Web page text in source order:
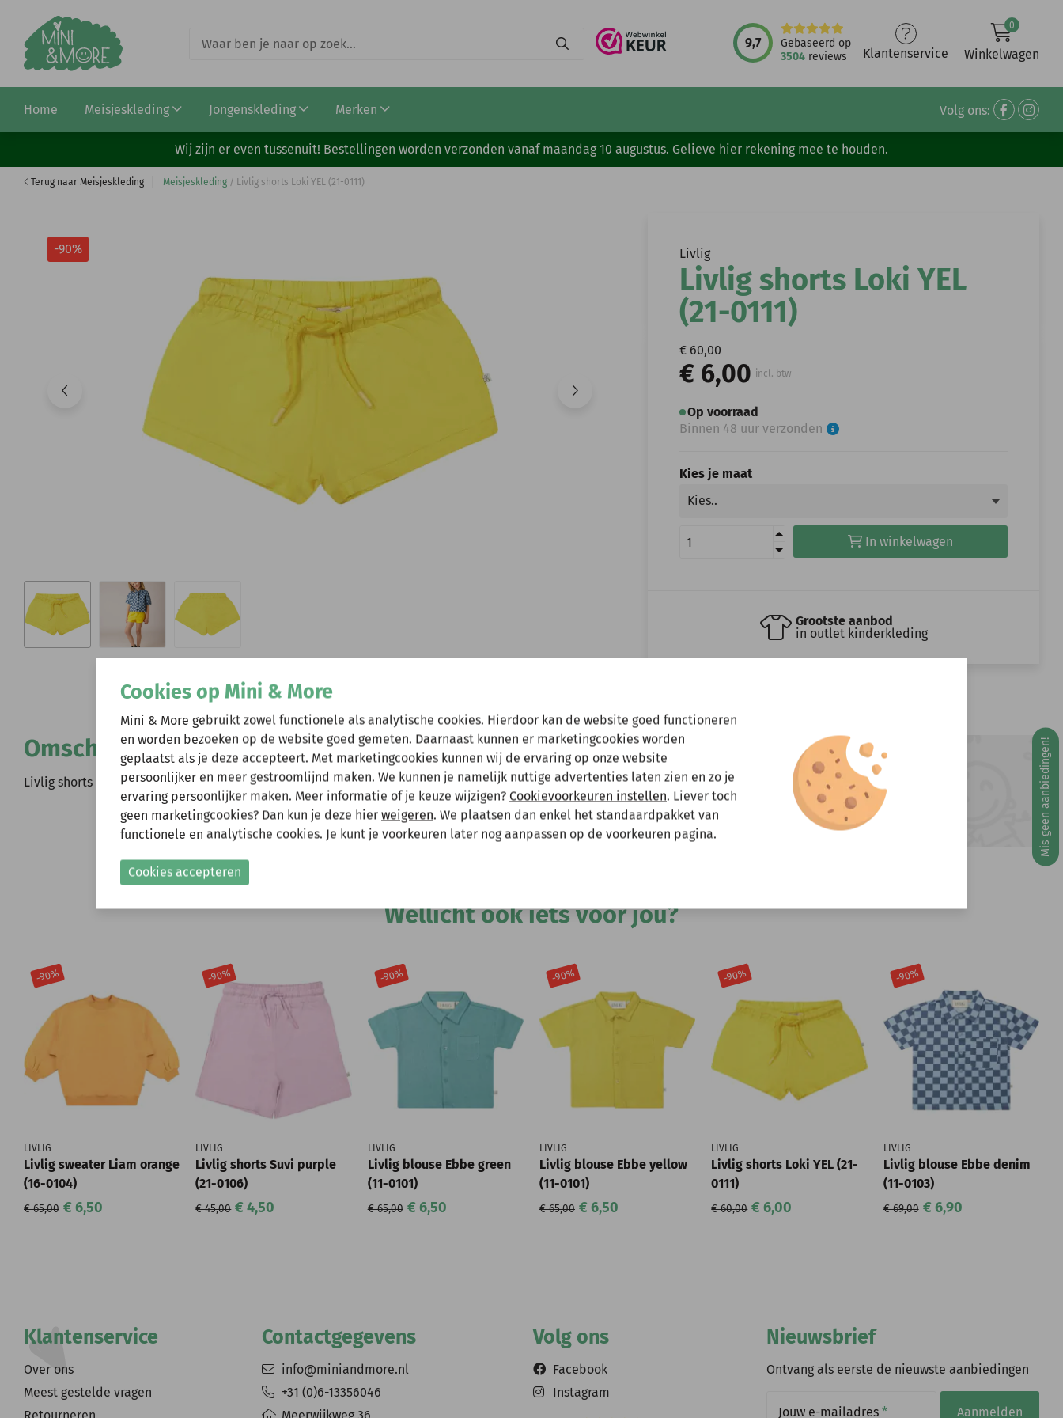
9,7
Gebaseerd op
3504 reviews Klantenservice
0
Winkelwagen
Home Meisjeskleding Jongenskleding Merken Volg ons:
Wij zijn er even tussenuit! Bestellingen worden verzonden vanaf maandag 10 augustus. Gelieve hier rekening mee te houden.
Terug naar Meisjeskleding Meisjeskleding / Livlig shorts Loki YEL (21-0111)
Livlig
Livlig shorts Loki YEL
(21-0111)
-90%
€ 60,00
€ 6,00 incl. btw
Op voorraad
Binnen 48 uur verzonden
Kies je maat
In winkelwagen
Grootste aanbod
in outlet kinderkleding
Omschrijving
Livlig shorts Loki YEL (21-0111)
Heeft u vragen?
Stuur een e-mail
info@miniandmore.nl
Wellicht ook iets voor jou?
-90%
LIVLIG
Livlig sweater Liam orange
(16-0104)
€ 65,00 € 6,50
-90%
LIVLIG
Livlig shorts Suvi purple
(21-0106)
€ 45,00 € 4,50
-90%
LIVLIG
Livlig blouse Ebbe green
(11-0101)
€ 65,00 € 6,50
-90%
LIVLIG
Livlig blouse Ebbe yellow
(11-0101)
€ 65,00 € 6,50
-90%
LIVLIG
Livlig shorts Loki YEL (21-
0111)
€ 60,00 € 6,00
-90%
LIVLIG
Livlig blouse Ebbe denim
(11-0103)
€ 69,00 € 6,90
€ 60,00 € 6,00
Klantenservice
Over ons
Meest gestelde vragen
Contactgegevens
info@miniandmore.nl
+31 (0)6-13356046
Volg ons
Facebook
Instagram
Nieuwsbrief
Ontvang als eerste de nieuwste aanbiedingen
Jouw e-mailadres * Aanmelden
Mis geen aanbiedingen!
Wij zijn er even tussenuit!
Natuurlijk kun je wel gewoon een bestelling plaatsen maar deze wordt dan maandag 10 augustus
verzonden.
Gelieve hier rekening mee te houden bij het plaatsen van je bestelling.
Shop nu!
Cookies op Mini & More
Mini & More gebruikt zowel functionele als analytische cookies. Hierdoor kan de website goed functioneren
en worden bezoeken op de website goed gemeten. Daarnaast kunnen er marketingcookies worden
geplaatst als je deze accepteert. Met marketingcookies kunnen wij de ervaring op onze website
persoonlijker en meer gestroomlijnd maken. We kunnen je namelijk nuttige advertenties laten zien en zo je
ervaring persoonlijker maken. Meer informatie of je keuze wijzigen? Cookievoorkeuren instellen. Liever toch
geen marketingcookies? Dan kun je deze hier weigeren. We plaatsen dan enkel het standaardpakket van
functionele en analytische cookies. Je kunt je voorkeuren later nog aanpassen op de voorkeuren pagina.
Cookies accepteren